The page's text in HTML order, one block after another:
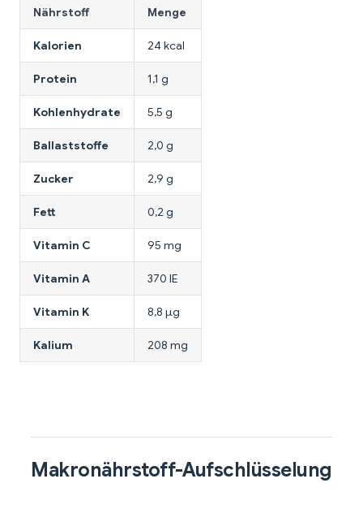
Nährstoff Menge
Kalorien 24 kcal
Protein 1,1 g
Kohlenhydrate 5,5 g
Ballaststoffe 2,0 g
Zucker 2,9 g
Fett 0,2 g
Vitamin C 95 mg
Vitamin A 370 IE
Vitamin K 8,8 µg
Kalium 208 mg
Makronährstoff-Aufschlüsselung